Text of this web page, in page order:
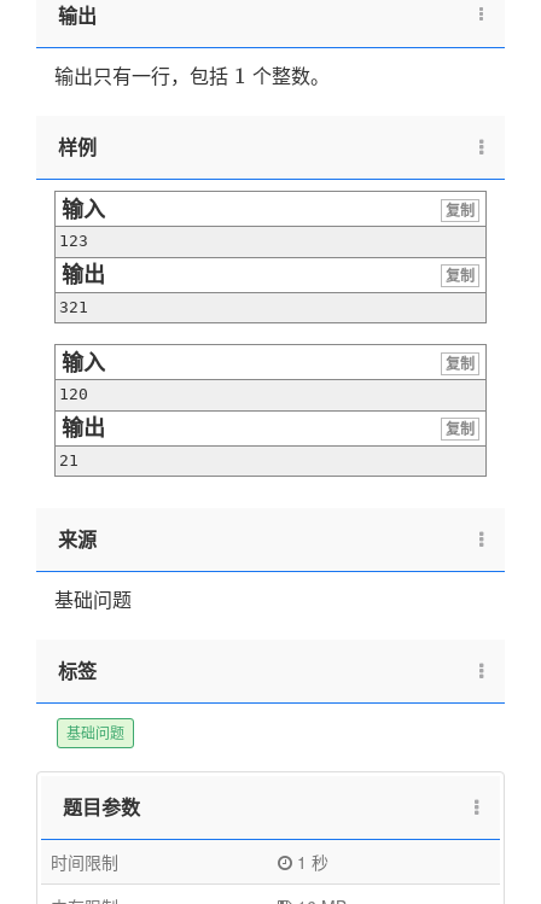
输出
输出只有一行，包括 1
1 个整数。
样例
输入
复制
123
输出
复制
321
输入
复制
120
输出
复制
21
来源
基础问题
标签
基础问题
题目参数
时间限制
1 秒